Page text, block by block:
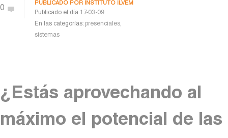
0
PUBLICADO POR INSTITUTO ILVEM
Publicado el día 17-03-09
En las categorías: presenciales,
sistemas
¿Estás aprovechando al
máximo el potencial de las